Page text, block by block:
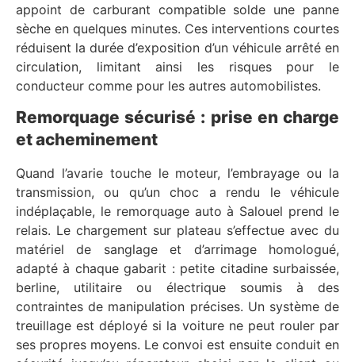
appoint de carburant compatible solde une panne
sèche en quelques minutes. Ces interventions courtes
réduisent la durée d’exposition d’un véhicule arrêté en
circulation, limitant ainsi les risques pour le
conducteur comme pour les autres automobilistes.
Remorquage sécurisé : prise en charge
et acheminement
Quand l’avarie touche le moteur, l’embrayage ou la
transmission, ou qu’un choc a rendu le véhicule
indéplaçable, le remorquage auto à Salouel prend le
relais. Le chargement sur plateau s’effectue avec du
matériel de sanglage et d’arrimage homologué,
adapté à chaque gabarit : petite citadine surbaissée,
berline, utilitaire ou électrique soumis à des
contraintes de manipulation précises. Un système de
treuillage est déployé si la voiture ne peut rouler par
ses propres moyens. Le convoi est ensuite conduit en